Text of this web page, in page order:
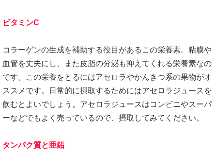
ビタミンC
コラーゲンの生成を補助する役目があるこの栄養素。粘膜や
血管を丈夫にし、また皮脂の分泌も抑えてくれる栄養素なの
です。この栄養をとるにはアセロラやかんきつ系の果物がオ
ススメです。日常的に摂取するためにはアセロラジュースを
飲むとよいでしょう。アセロラジュースはコンビニやスーパ
ーなどでもよく売っているので、摂取してみてください。
タンパク質と亜鉛